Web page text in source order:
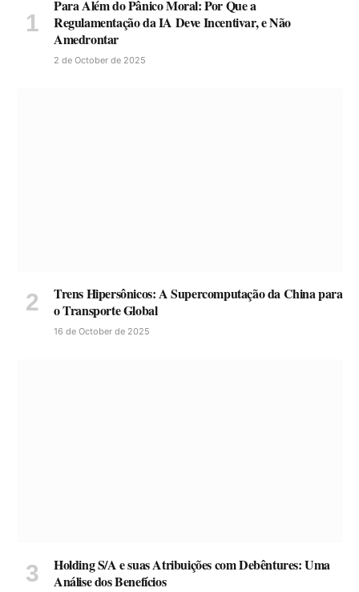
Para Além do Pânico Moral: Por Que a
Regulamentação da IA Deve Incentivar, e Não
Amedrontar
2 de October de 2025
Trens Hipersônicos: A Supercomputação da China para
o Transporte Global
16 de October de 2025
Holding S/A e suas Atribuições com Debêntures: Uma
Análise dos Benefícios